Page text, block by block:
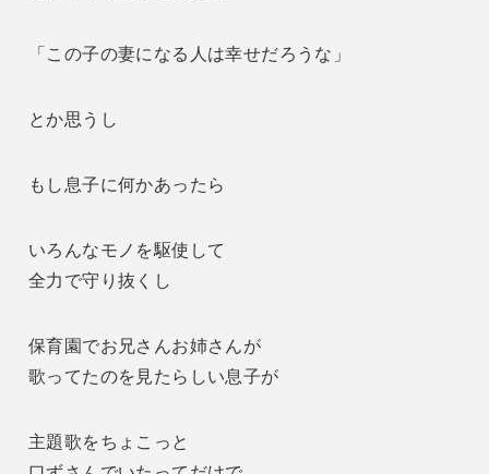
「この子の妻になる人は幸せだろうな」
とか思うし
もし息子に何かあったら
いろんなモノを駆使して
全力で守り抜くし
保育園でお兄さんお姉さんが
歌ってたのを見たらしい息子が
主題歌をちょこっと